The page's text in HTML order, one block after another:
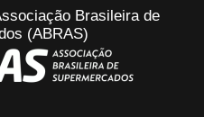
Brasileira de
(ABRAS)